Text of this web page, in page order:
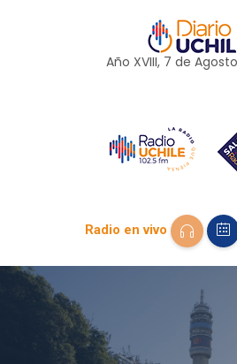
Año XVIII, 7 de Agosto
Radio en vivo